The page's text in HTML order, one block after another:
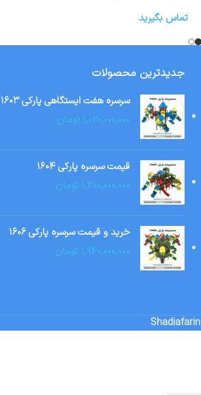
تماس بگیرید
جدیدترین محصولات
سرسره هفت ایستگاهی پارکی ۱۶۰۳
۱,۰۲۰,۰۰۰,۰۰۰ تومان
قیمت سرسره پارکی ۱۶۰۴
۱,۳۰۰,۰۰۰,۰۰۰ تومان
خرید و قیمت سرسره پارکی ۱۶۰۶
۱,۹۴۰,۰۰۰,۰۰۰ تومان
Shadiafarin